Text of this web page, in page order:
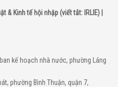
& Kinh tế hội nhập (viết tắt: IRLIE) |
kế hoạch nhà nước, phường Láng
phường Bình Thuận, quận 7,